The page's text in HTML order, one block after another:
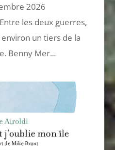
2026
les deux guerres,
un tiers de la
Benny Mer...